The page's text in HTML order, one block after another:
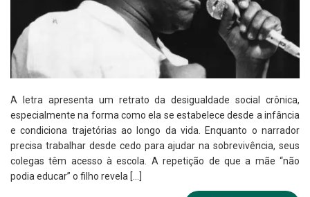
A letra apresenta um retrato da desigualdade social crônica,
especialmente na forma como ela se estabelece desde a infância
e condiciona trajetórias ao longo da vida. Enquanto o narrador
precisa trabalhar desde cedo para ajudar na sobrevivência, seus
colegas têm acesso à escola. A repetição de que a mãe “não
podia educar” o filho revela […]